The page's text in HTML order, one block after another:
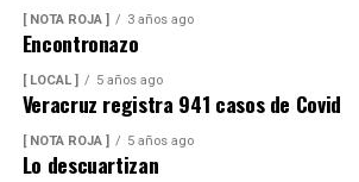
[ NOTA ROJA ] 3 años ago
Encontronazo
[ LOCAL ] 5 años ago
Veracruz registra 941 casos de Covid
[ NOTA ROJA ] 5 años ago
Lo descuartizan